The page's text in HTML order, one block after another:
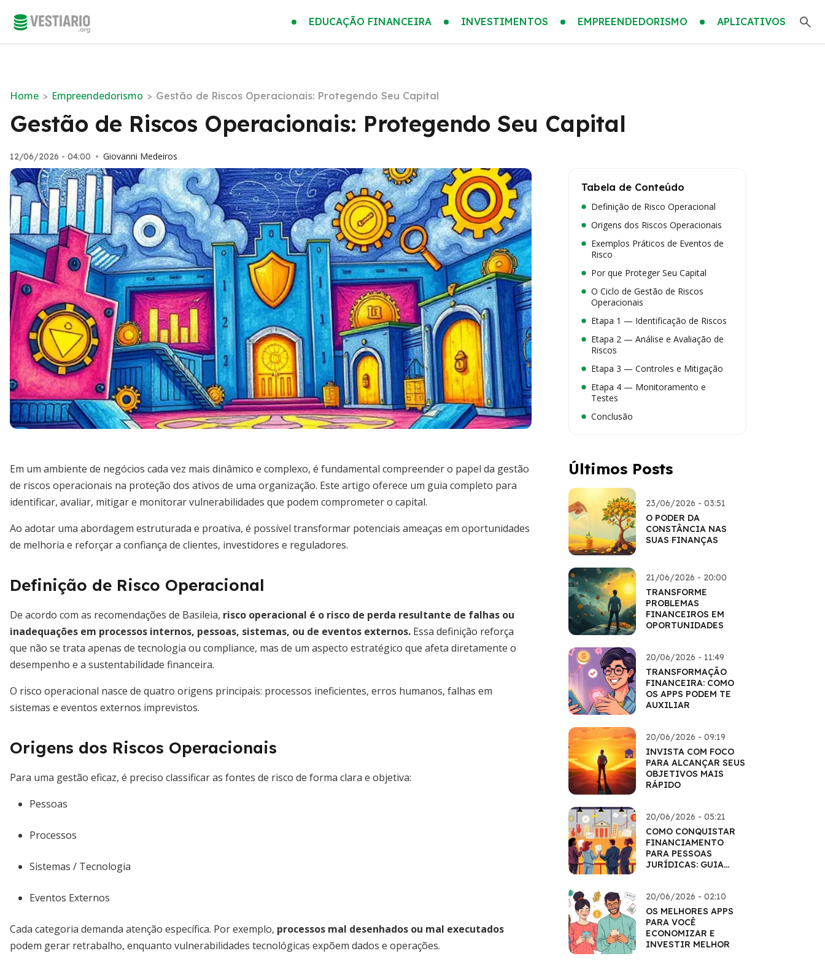
EDUCAÇÃO FINANCEIRA INVESTIMENTOS EMPREENDEDORISMO APLICATIVOS
Home > Empreendedorismo > Gestão de Riscos Operacionais: Protegendo Seu Capital
Gestão de Riscos Operacionais: Protegendo Seu Capital
12/06/2026 - 04:00 • Giovanni Medeiros
Em um ambiente de negócios cada vez mais dinâmico e complexo, é fundamental compreender o papel da gestão
de riscos operacionais na proteção dos ativos de uma organização. Este artigo oferece um guia completo para
identificar, avaliar, mitigar e monitorar vulnerabilidades que podem comprometer o capital.
Ao adotar uma abordagem estruturada e proativa, é possível transformar potenciais ameaças em oportunidades
de melhoria e reforçar a confiança de clientes, investidores e reguladores.
Definição de Risco Operacional
De acordo com as recomendações de Basileia, risco operacional é o risco de perda resultante de falhas ou
inadequações em processos internos, pessoas, sistemas, ou de eventos externos. Essa definição reforça
que não se trata apenas de tecnologia ou compliance, mas de um aspecto estratégico que afeta diretamente o
desempenho e a sustentabilidade financeira.
O risco operacional nasce de quatro origens principais: processos ineficientes, erros humanos, falhas em
sistemas e eventos externos imprevistos.
Origens dos Riscos Operacionais
Para uma gestão eficaz, é preciso classificar as fontes de risco de forma clara e objetiva:
Pessoas
Processos
Sistemas / Tecnologia
Eventos Externos
Cada categoria demanda atenção específica. Por exemplo, processos mal desenhados ou mal executados
podem gerar retrabalho, enquanto vulnerabilidades tecnológicas expõem dados e operações.
Tabela de Conteúdo
Definição de Risco Operacional
Origens dos Riscos Operacionais
Exemplos Práticos de Eventos de
Risco
Por que Proteger Seu Capital
O Ciclo de Gestão de Riscos
Operacionais
Etapa 1 — Identificação de Riscos
Etapa 2 — Análise e Avaliação de
Riscos
Etapa 3 — Controles e Mitigação
Etapa 4 — Monitoramento e
Testes
Conclusão
Últimos Posts
23/06/2026 - 03:51
O PODER DA
CONSTÂNCIA NAS
SUAS FINANÇAS
21/06/2026 - 20:00
TRANSFORME
PROBLEMAS
FINANCEIROS EM
OPORTUNIDADES
20/06/2026 - 11:49
TRANSFORMAÇÃO
FINANCEIRA: COMO
OS APPS PODEM TE
AUXILIAR
20/06/2026 - 09:19
INVISTA COM FOCO
PARA ALCANÇAR SEUS
OBJETIVOS MAIS
RÁPIDO
20/06/2026 - 05:21
COMO CONQUISTAR
FINANCIAMENTO
PARA PESSOAS
JURÍDICAS: GUIA
20/06/2026 - 02:10
OS MELHORES APPS
PARA VOCÊ
ECONOMIZAR E
INVESTIR MELHOR